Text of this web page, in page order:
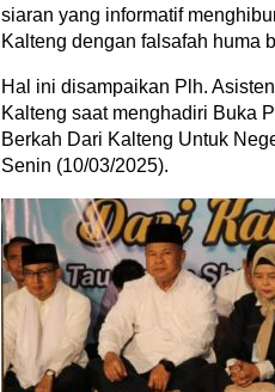
siaran yang informatif
Kalteng dengan falsafah huma
Hal ini disampaikan Plh.
Kalteng saat menghadiri Buka
Berkah Dari Kalteng Untuk
Senin (10/03/2025).